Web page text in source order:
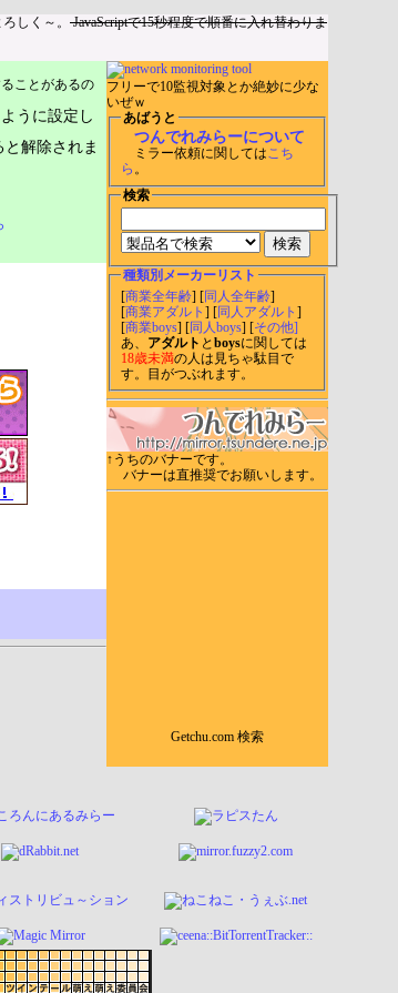
しく～。 JavaScriptで15秒程度で順番に入れ替わりま
フリーで10監視対象とか絶妙に少な
いぜｗ
あばうと
つんでれみらーについて
ミラー依頼に関してはこち
ら 。
検索
種類別メーカーリスト
[商業全年齢 ] [同人全年齢]
[商業アダルト ] [同人アダルト ]
[商業boys] [同人boys ] [その他]
あ、 アダルト とboysに関しては
18歳未満の人は見ちゃ駄目で
す。目がつぶれます。
↑うちのバナーです。
バナーは直推奨でお願いします。
Getchu.com 検索
ことがあるの
うに設定し
解除されま